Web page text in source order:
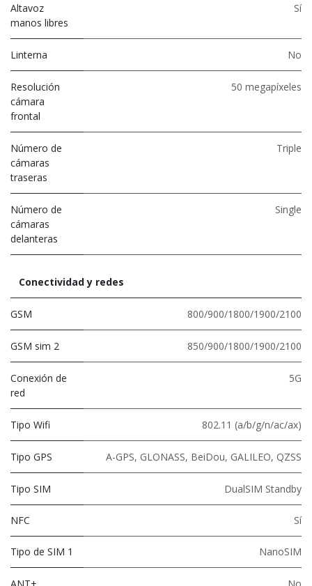
Altavoz
manos libres
Sí
Linterna No
Resolución
cámara
frontal
50 megapíxeles
Número de
cámaras
traseras
Triple
Número de
cámaras
delanteras
Single
Conectividad y redes
GSM 800/900/1800/1900/2100
GSM sim 2 850/900/1800/1900/2100
Conexión de
red
5G
Tipo Wifi 802.11 (a/b/g/n/ac/ax)
Tipo GPS A-GPS, GLONASS, BeiDou, GALILEO, QZSS
Tipo SIM DualSIM Standby
NFC Sí
Tipo de SIM 1 NanoSIM